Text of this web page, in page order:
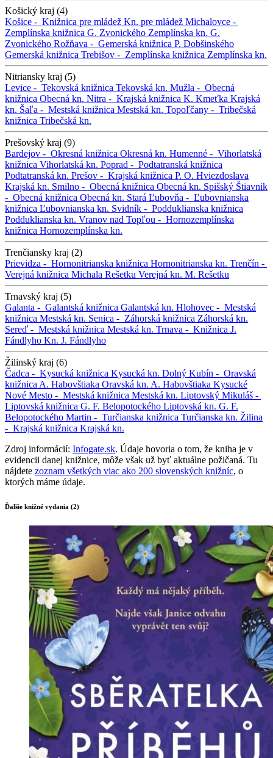
Košický kraj (4)
Košice - Knižnica pre mládež Kn. pre mládež Michalovce -
Zemplínska knižnica G. Zvonického Zemplínska kn. G.
Zvonického Rožňava - Gemerská knižnica P. Dobšinského
Gemerská knižnica Trebišov - Zemplínska knižnica Zemplínska kn.
Nitriansky kraj (5)
Levice - Tekovská knižnica Tekovská kn. Mužla - Obecná
knižnica Obecná kn. Nitra - Krajská knižnica K. Kmeťka Krajská
kn. Šaľa - Mestská knižnica Mestská kn. Topoľčany - Tribečská
knižnica Tribečská kn.
Prešovský kraj (9)
Bardejov - Okresná knižnica Okresná kn. Humenné - Vihorlatská
knižnica Vihorlatská kn. Poprad - Podtatranská knižnica
Podtatranská kn. Prešov - Krajská knižnica P. O. Hviezdoslava
Krajská kn. Smilno - Obecná knižnica Obecná kn. Spišský Štiavnik
- Obecná knižnica Obecná kn. Stará Ľubovňa - Ľubovnianska
knižnica Ľubovnianska kn. Svidník - Podduklianska knižnica
Podduklianska kn. Vranov nad Topľou - Hornozemplínska
knižnica Hornozemplínska kn.
Trenčiansky kraj (2)
Prievidza - Hornonitrianska knižnica Hornonitrianska kn. Trenčín -
Verejná knižnica Michala Rešetku Verejná kn. M. Rešetku
Trnavský kraj (5)
Galanta - Galantská knižnica Galantská kn. Hlohovec - Mestská
knižnica Mestská kn. Senica - Záhorská knižnica Záhorská kn.
Sereď - Mestská knižnica Mestská kn. Trnava - Knižnica J.
Fándlyho Kn. J. Fándlyho
Žilinský kraj (6)
Čadca - Kysucká knižnica Kysucká kn. Dolný Kubín - Oravská
knižnica A. Habovštiaka Oravská kn. A. Habovštiaka Kysucké
Nové Mesto - Mestská knižnica Mestská kn. Liptovský Mikuláš -
Liptovská knižnica G. F. Belopotockého Liptovská kn. G. F.
Belopotockého Martin - Turčianska knižnica Turčianska kn. Žilina
- Krajská knižnica Krajská kn.
Zdroj informácií: Infogate.sk. Údaje hovoria o tom, že kniha je v
evidencii danej knižnice, môže však už byť aktuálne požičaná. Tu
nájdete zoznam všetkých viac ako 200 slovenských knižníc, o
ktorých máme údaje.
Ďalšie knižné vydania (2)